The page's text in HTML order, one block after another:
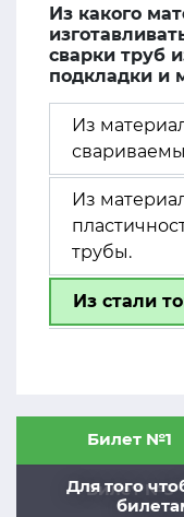
Из какого
сварки труб
подкладки и
Из
Из
трубы.
Из стали
Для того
Билет №1
Билет №3